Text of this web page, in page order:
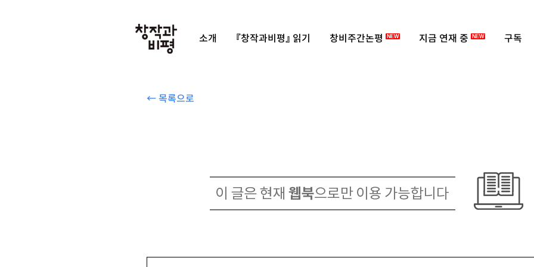
소개 『창작과비평』 읽기 창비주간논평 NEW 지금 연재 중 NEW 구독
← 목록으로